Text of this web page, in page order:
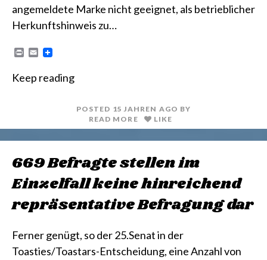
angemeldete Marke nicht geeignet, als betrieblicher
Herkunftshinweis zu…
n
E
i
Keep reading
POSTED 15 JAHREN AGO BY
READ MORE
LIKE
669 Befragte stellen im
Einzelfall keine hinreichend
repräsentative Befragung dar
Ferner genügt, so der 25.Senat in der
Toasties/Toastars-Entscheidung, eine Anzahl von